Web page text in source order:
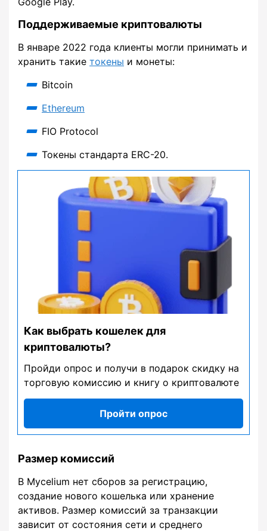
Поддерживаемые криптовалюты
В январе 2022 года клиенты могли принимать и
хранить такие токены и монеты:
Bitcoin
Ethereum
FIO Protocol
Токены стандарта ERC-20.
Как выбрать кошелек для
криптовалюты?
Пройди опрос и получи в подарок скидку на
торговую комиссию и книгу о криптовалюте
Пройти опрос
Размер комиссий
В Mycelium нет сборов за регистрацию,
создание нового кошелька или хранение
активов. Размер комиссий за транзакции
зависит от состояния сети и среднего